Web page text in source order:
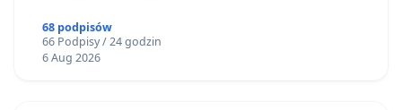
68 podpisów
66 Podpisy / 24 godzin
6 Aug 2026